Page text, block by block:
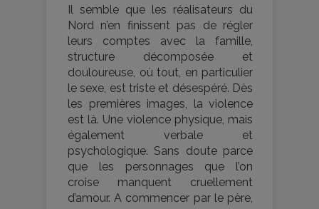
Il semble que les réalisateurs du
Nord n’en finissent pas de régler
leurs comptes avec la famille,
structure décomposée et
douloureuse, où tout, en particulier
le sexe, est triste et désespéré. Dès
les premières images, la violence
est là. Une violence physique, mais
également verbale et
psychologique. Sans doute parce
que les personnages que l’on
croise manquent cruellement
d’amour. A commencer par le père,